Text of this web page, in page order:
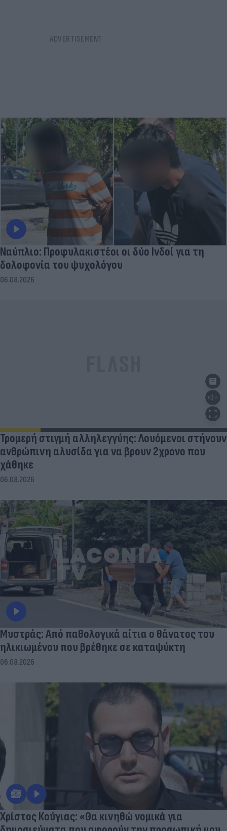
Ναύπλιο: Προφυλακιστέοι οι δύο Ινδοί για τη
δολοφονία του ψυχολόγου
06.08.2026
Τρομερή στιγμή αλληλεγγύης: Λουόμενοι στήνουν
ανθρώπινη αλυσίδα για να βρουν 2χρονο που
χάθηκε
06.08.2026
Μυστράς: Από παθολογικά αίτια ο θάνατος του
ηλικιωμένου που βρέθηκε σε καταψύκτη
06.08.2026
Χρίστος Κούγιας: «Θα κινηθώ νομικά για